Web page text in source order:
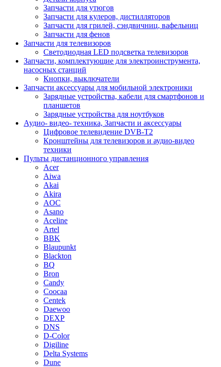
Запчасти для утюгов
Запчасти для кулеров, дистилляторов
Запчасти для грилей, сэндвичниц, вафельниц
Запчасти для фенов
Запчасти для телевизоров
Светодиодная LED подсветка телевизоров
Запчасти, комплектующие для электроинструмента,
насосных станций
Кнопки, выключатели
Запчасти аксессуары для мобильной электроники
Зарядные устройства, кабели для смартфонов и
планшетов
Зарядные устройства для ноутбуков
Аудио- видео- техника, Запчасти и аксессуары
Цифровое телевидение DVB-T2
Кронштейны для телевизоров и аудио-видео
техники
Пульты дистанционного управления
Acer
Aiwa
Akai
Akira
AOC
Asano
Aceline
Artel
BBK
Blaupunkt
Blackton
BQ
Bron
Candy
Coocaa
Centek
Daewoo
DEXP
DNS
D-Color
Digiline
Delta Systems
Dune